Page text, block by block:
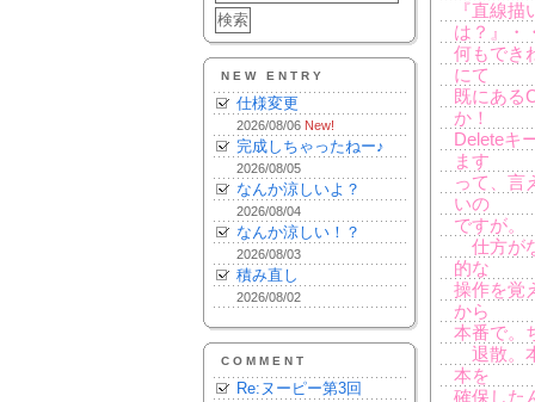
NEW ENTRY
仕様変更
2026/08/06 New!
完成しちゃったねー♪
2026/08/05
なんか涼しいよ？
2026/08/04
なんか涼しい！？
2026/08/03
積み直し
2026/08/02
COMMENT
Re:ヌーピー第3回
『直線
は？』・
何もでき
にて
既にある
か！
Deleteキ
ます
って、言
いの
ですが。
仕方が
的な
操作を覚
から
本番で。
退散。
本を
確保した